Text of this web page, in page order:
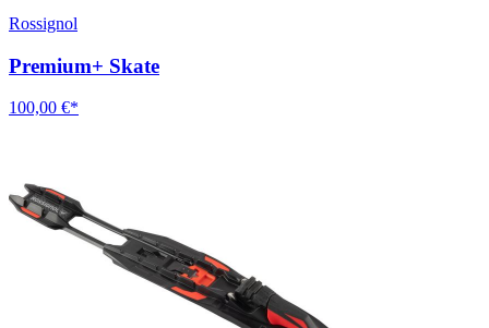
Rossignol
Premium+ Skate
100,00 €*